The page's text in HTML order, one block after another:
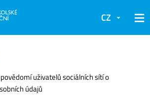
CZ
uživatelů sociálních sítí o
údajů